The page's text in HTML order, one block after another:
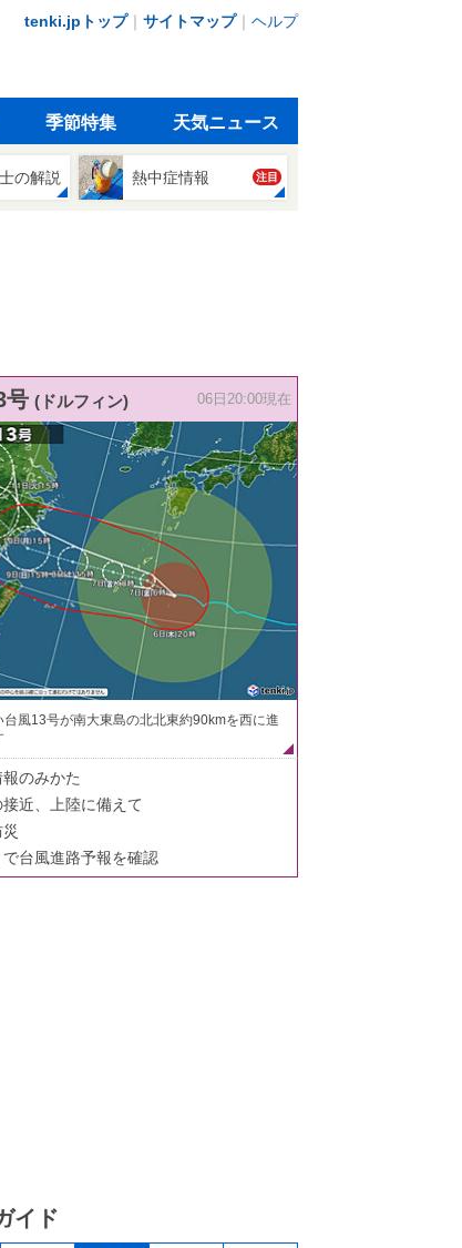
tenki.jpトップ｜ サイトマップ｜ ヘルプ
季節特集 天気ニュース
の解説 熱中症情報 注目
号 (ドルフィン) 06日20:00現在
台風13号が南大東島の北北東約90kmを西に進
のみかた
接近、上陸に備えて
で台風進路予報を確認
イド